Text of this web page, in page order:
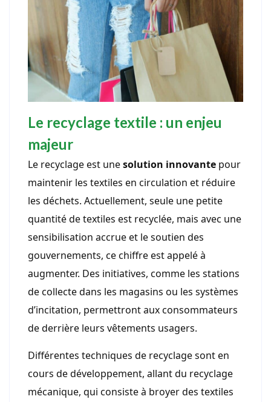
Le recyclage textile : un enjeu
majeur
Le recyclage est unesolution innovante pour
maintenir les textiles en circulation et réduire
les déchets. Actuellement, seule une petite
quantité de textiles est recyclée, mais avec une
sensibilisation accrue et le soutien des
gouvernements, ce chiffre est appelé à
augmenter. Des initiatives, comme les stations
de collecte dans les magasins ou les systèmes
d’incitation, permettront aux consommateurs
de derrière leurs vêtements usagers.
Différentes techniques de recyclage sont en
cours de développement, allant du recyclage
mécanique, qui consiste à broyer des textiles